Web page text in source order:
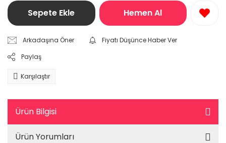
Sepete Ekle Hemen Al
Arkadaşına Öner
Fiyatı Düşünce Haber Ver
Paylaş
Karşılaştır
Ürün Bilgisi
Ürün Yorumları